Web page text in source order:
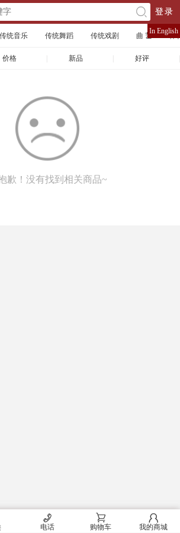
登录
传统音乐 传统舞蹈 传统戏剧 曲 艺 体
价格 新品 好评
歉！没有找到相关商品~
In English
󰄫
电话
󰂟
购物车
󰂢
我的商城